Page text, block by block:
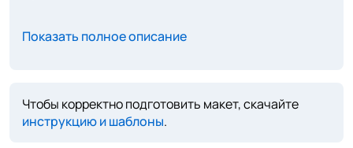
Показать полное описание
Чтобы корректно подготовить макет, скачайте
инструкцию и шаблоны.